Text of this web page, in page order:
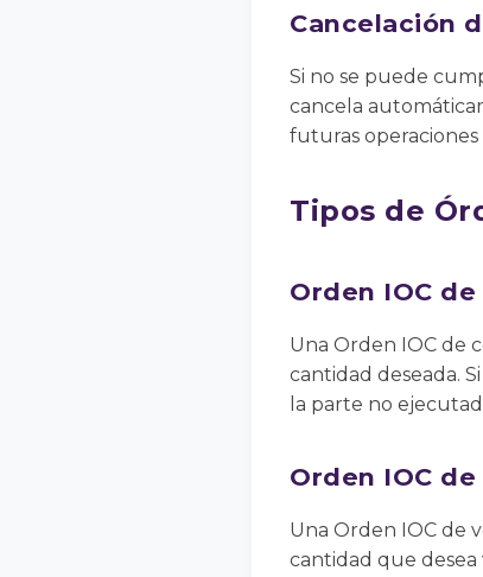
Cancelación
Si no se puede
cancela
futuras
Tipos de
Orden IOC de
Una Orden IOC de
cantidad deseada.
la parte no
Orden IOC
Una Orden IOC de
cantidad que